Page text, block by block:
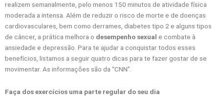
realizem semanalmente, pelo menos 150 minutos de atividade física
moderada a intensa. Além de reduzir o risco de morte e de doenças
cardiovasculares, bem como derrames, diabetes tipo 2 e alguns tipos
de câncer, a prática melhora o desempenho sexual e combate à
ansiedade e depressão. Para te ajudar a conquistar todos esses
benefícios, listamos a seguir quatro dicas para te fazer gostar de se
movimentar. As informações são da “CNN”.
Faça dos exercícios uma parte regular do seu dia